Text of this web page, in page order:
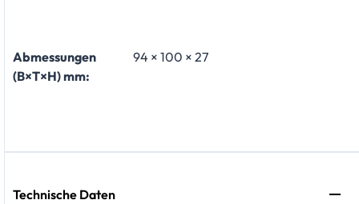
Abmessungen
(B×T×H) mm:
94 × 100 × 27
Technische Daten